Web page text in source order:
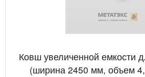
Ковш увеличенной емкости
(ширина 2450 мм, объем